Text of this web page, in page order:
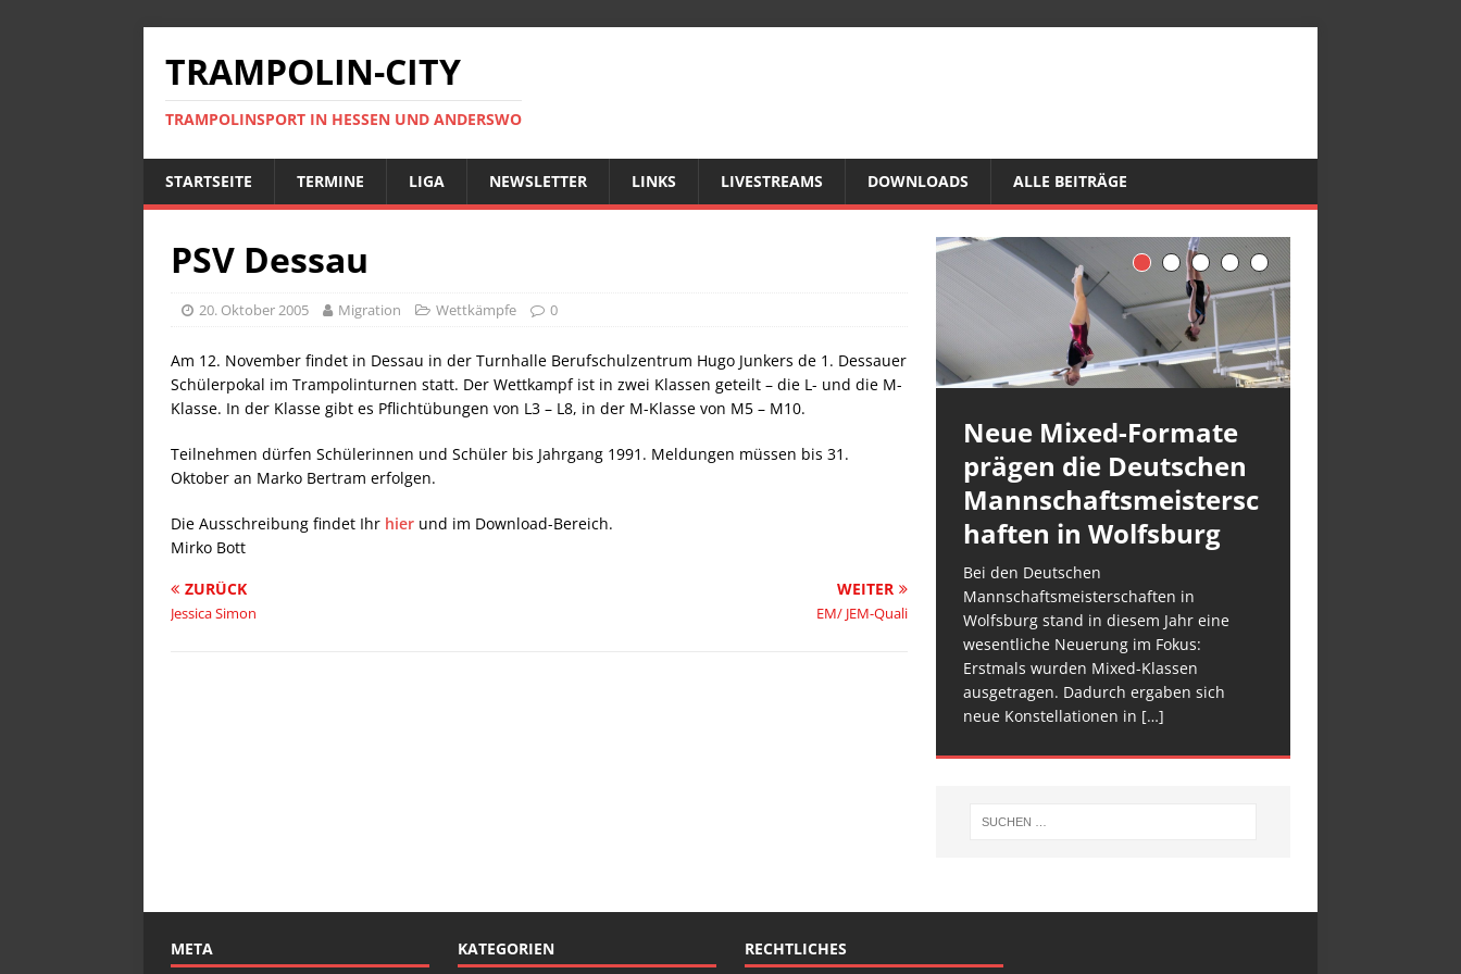
TRAMPOLIN-CITY
TRAMPOLINSPORT IN HESSEN UND ANDERSWO
STARTSEITE TERMINE LIGA NEWSLETTER LINKS LIVESTREAMS DOWNLOADS ALLE BEITRÄGE
PSV Dessau
20. Oktober 2005 Migration Wettkämpfe 0
Am 12. November findet in Dessau in der Turnhalle Berufschulzentrum Hugo Junkers de 1. Dessauer
Schülerpokal im Trampolinturnen statt. Der Wettkampf ist in zwei Klassen geteilt – die L- und die M-
Klasse. In der Klasse gibt es Pflichtübungen von L3 – L8, in der M-Klasse von M5 – M10.
Teilnehmen dürfen Schülerinnen und Schüler bis Jahrgang 1991. Meldungen müssen bis 31.
Oktober an Marko Bertram erfolgen.
Die Ausschreibung findet Ihr hier und im Download-Bereich.
Mirko Bott
ZURÜCK
Jessica Simon
WEITER
EM/ JEM-Quali
Neue Mixed-Formate
prägen die Deutschen
Mannschaftsmeistersc
haften in Wolfsburg
Bei den Deutschen
Mannschaftsmeisterschaften in
Wolfsburg stand in diesem Jahr eine
wesentliche Neuerung im Fokus:
Erstmals wurden Mixed-Klassen
ausgetragen. Dadurch ergaben sich
neue Konstellationen in […]
META KATEGORIEN RECHTLICHES